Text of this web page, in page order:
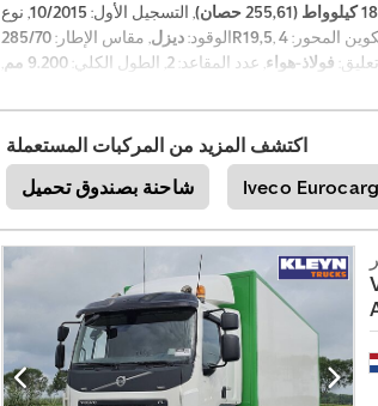
(255,61 حصان) , التسجيل الأول: 10/2015, نوع
الوقود:ديزل, مقاس الإطار: 285/70R19,5 المحور:
فولاذ-هواء, عدد المقاعد: 2, الطول الكلي: 9.200 مم
,
تنظيم النوافذ الكهربائي, رافعة خلفية, مثبت السرعة,
اكتشف المزيد من المركبات المستعملة
شاحنة بصندوق تحميل
Iveco